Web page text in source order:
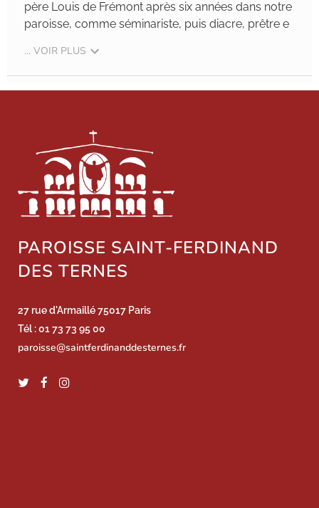
père Louis de Frémont après six années dans notre
paroisse, comme séminariste, puis diacre, prêtre e
... VOIR PLUS
PAROISSE SAINT-FERDINAND
DES TERNES
27 rue d'Armaillé 75017 Paris
Tél : 01 73 73 95 00
paroisse@saintferdinanddesternes.fr